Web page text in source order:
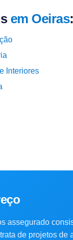
em Oeiras:
Interiores
assegurado
de projetos de